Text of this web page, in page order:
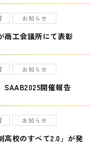
お知らせ
商工会議所にて表彰
お知らせ
開催報告
お知らせ
高校のすべて2.0」が発